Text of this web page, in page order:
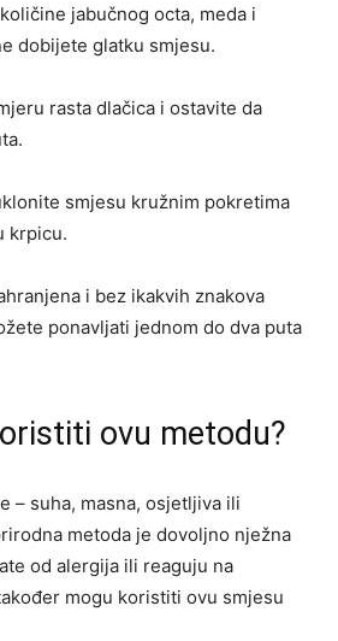
jabučnog octa, meda i
dobijete glatku smjesu.
rasta dlačica i ostavite da
smjesu kružnim pokretima
krpicu.
i bez ikakvih znakova
ponavljati jednom do dva puta
ovu metodu?
– suha, masna, osjetljiva ili
metoda je dovoljno nježna
od alergija ili reaguju na
mogu koristiti ovu smjesu